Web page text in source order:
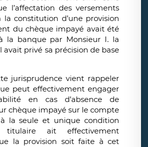
l’affectation des versements
constitution d’une provision
du chèque impayé avait été
la banque par Monsieur I. la
avait privé sa précision de base
jurisprudence vient rappeler
peut effectivement engager
en cas d’absence de
chèque impayé sur le compte
la seule et unique condition
ait effectivement
la provision soit faite à cet